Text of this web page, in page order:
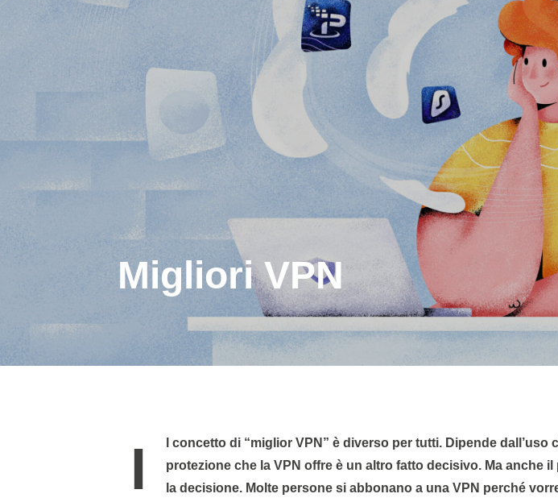
Migliori VPN
Il concetto di “miglior VPN” è diverso per tutti. Dipende dall’uso che ne farai. Il livello di
protezione che la VPN offre è un altro fatto decisivo. Ma anche
la decisione. Molte persone si abbonano a una VPN perché